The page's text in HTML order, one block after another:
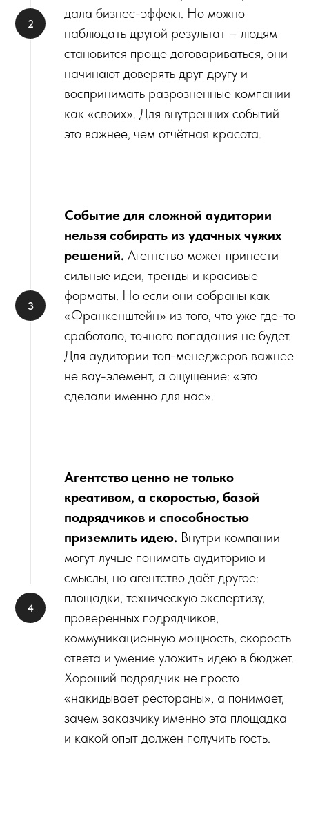
дала бизнес-эффект. Но можно
наблюдать другой результат – людям
становится проще договариваться, они
начинают доверять друг другу и
воспринимать разрозненные компании
как «своих». Для внутренних событий
это важнее, чем отчётная красота.
Событие для сложной аудитории
нельзя собирать из удачных чужих
решений. Агентство может принести
сильные идеи, тренды и красивые
форматы. Но если они собраны как
«Франкенштейн» из того, что уже где-то
сработало, точного попадания не будет.
Для аудитории топ-менеджеров важнее
не вау-элемент, а ощущение: «это
сделали именно для нас».
Агентство ценно не только
креативом, а скоростью, базой
подрядчиков и способностью
приземлить идею. Внутри компании
могут лучше понимать аудиторию и
смыслы, но агентство даёт другое:
площадки, техническую экспертизу,
проверенных подрядчиков,
коммуникационную мощность, скорость
ответа и умение уложить идею в бюджет.
Хороший подрядчик не просто
«накидывает рестораны», а понимает,
зачем заказчику именно эта площадка
и какой опыт должен получить гость.